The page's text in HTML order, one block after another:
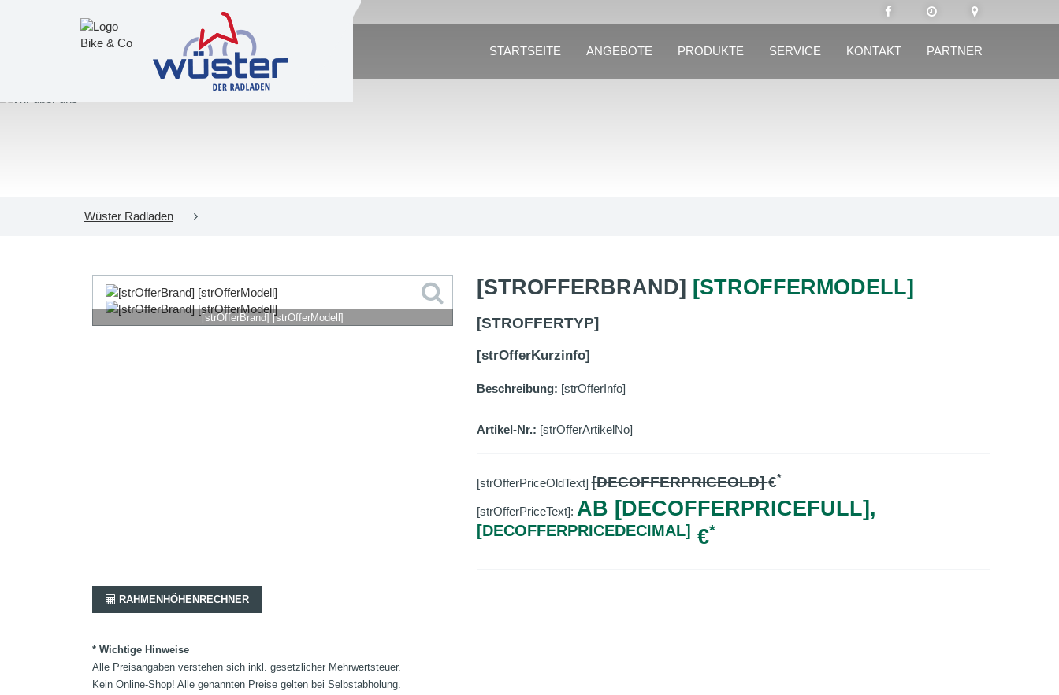
STARTSEITE ANGEBOTE PRODUKTE SERVICE KONTAKT PARTNER
Wüster Radladen
[strOfferBrand] [strOfferModell]
[STROFFERBRAND] [STROFFERMODELL]
[STROFFERTYP]
[strOfferKurzinfo]
Beschreibung: [strOfferInfo]
Artikel-Nr.: [strOfferArtikelNo]
[strOfferPriceOldText][DECOFFERPRICEOLD]€*
[strOfferPriceText]: AB [DECOFFERPRICEFULL],
[DECOFFERPRICEDECIMAL] €*
RAHMENHÖHENRECHNER
* Wichtige Hinweise
Alle Preisangaben verstehen sich inkl. gesetzlicher Mehrwertsteuer.
Kein Online-Shop! Alle genannten Preise gelten bei Selbstabholung.